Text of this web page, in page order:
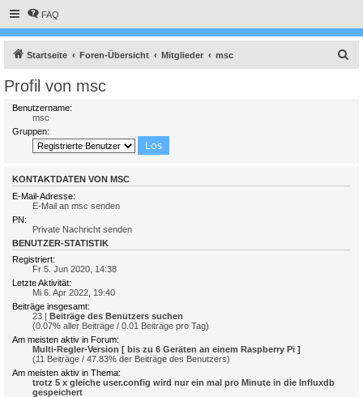
FAQ
Startseite Foren-Übersicht Mitglieder msc
Profil von msc
Benutzername:
msc
Gruppen:
KONTAKTDATEN VON MSC
E-Mail-Adresse:
E-Mail an msc senden
PN:
Private Nachricht senden
BENUTZER-STATISTIK
Registriert:
Fr 5. Jun 2020, 14:38
Letzte Aktivität:
Mi 6. Apr 2022, 19:40
Beiträge insgesamt:
23 | Beiträge des Benutzers suchen
(0.07% aller Beiträge / 0.01 Beiträge pro Tag)
Am meisten aktiv in Forum:
Multi-Regler-Version [ bis zu 6 Geräten an einem Raspberry Pi ]
(11 Beiträge / 47.83% der Beiträge des Benutzers)
Am meisten aktiv in Thema:
trotz 5 x gleiche user.config wird nur ein mal pro Minute in die Influxdb
gespeichert